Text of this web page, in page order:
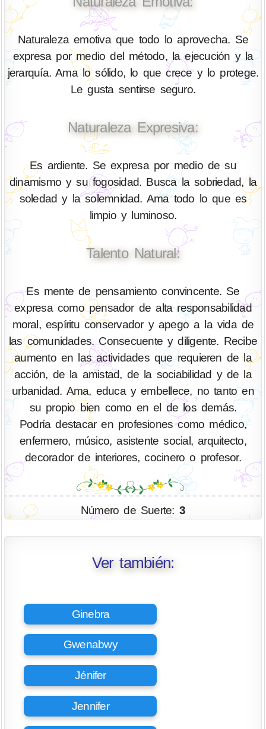
Naturaleza emotiva que todo lo aprovecha. Se
expresa por medio del método, la ejecución y la
jerarquía. Ama lo sólido, lo que crece y lo protege.
Le gusta sentirse seguro.
Naturaleza Expresiva:
Es ardiente. Se expresa por medio de su
dinamismo y su fogosidad. Busca la sobriedad, la
soledad y la solemnidad. Ama todo lo que es
limpio y luminoso.
Talento Natural:
Es mente de pensamiento convincente. Se
expresa como pensador de alta responsabilidad
moral, espíritu conservador y apego a la vida de
las comunidades. Consecuente y diligente. Recibe
aumento en las actividades que requieren de la
acción, de la amistad, de la sociabilidad y de la
urbanidad. Ama, educa y embellece, no tanto en
su propio bien como en el de los demás.
Podría destacar en profesiones como médico,
enfermero, músico, asistente social, arquitecto,
decorador de interiores, cocinero o profesor.
Número de Suerte: 3
Ver también:
Ginebra
Gwenabwy
Jénifer
Jennifer